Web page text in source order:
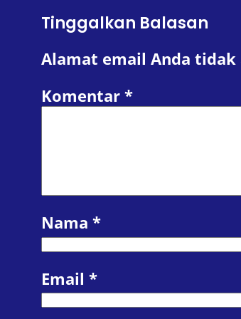
Tinggalkan Balasan
Alamat email Anda
Komentar *
Nama *
Email *